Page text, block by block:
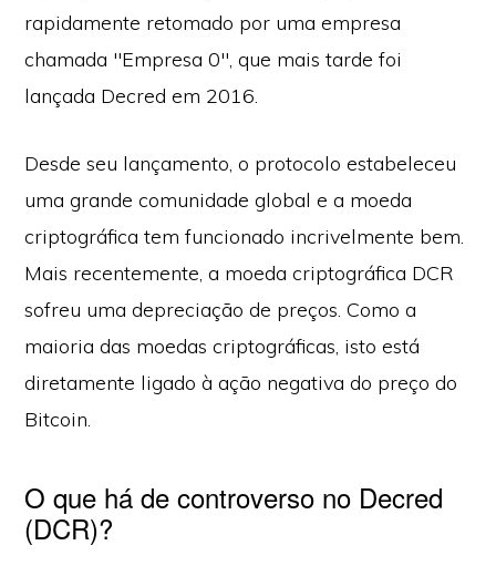
rapidamente retomado por uma empresa
chamada "Empresa 0", que mais tarde foi
lançada Decred em 2016.
Desde seu lançamento, o protocolo estabeleceu
uma grande comunidade global e a moeda
criptográfica tem funcionado incrivelmente bem.
Mais recentemente, a moeda criptográfica DCR
sofreu uma depreciação de preços. Como a
maioria das moedas criptográficas, isto está
diretamente ligado à ação negativa do preço do
Bitcoin.
O que há de controverso no Decred
(DCR)?